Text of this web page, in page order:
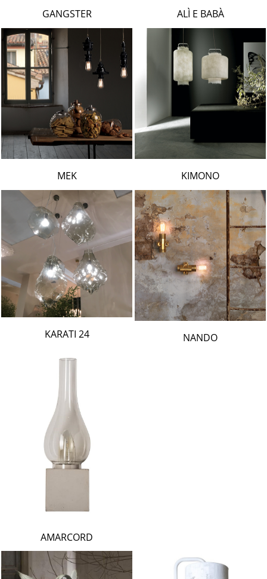
PORSCHE
CATELLANI & SMITH
VIABIZZUNO
ALÌ E BABÀ
GANGSTER
KIMONO
MEK
NANDO
24 KARATI
AMARCORD